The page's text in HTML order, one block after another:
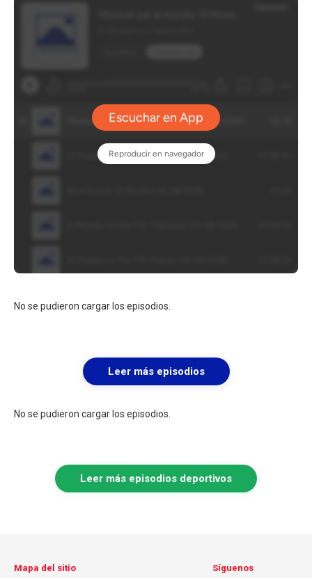
No se pudieron cargar los episodios.
Leer más episodios
No se pudieron cargar los episodios.
Leer más episodios deportivos
Mapa del sitio Síguenos